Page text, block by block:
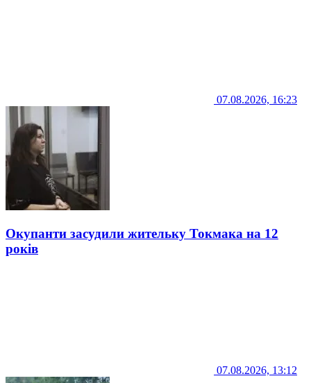
07.08.2026, 16:23
Окупанти засудили жительку Токмака на 12
років
07.08.2026, 13:12